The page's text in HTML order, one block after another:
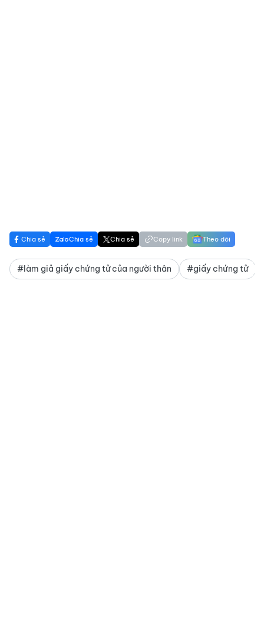
Chia sẻ Chia sẻ Chia sẻ Copy link Theo dõi
#làm giả giấy chứng tử của người thân #giấy chứng tử